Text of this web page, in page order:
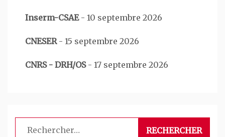
Inserm-CSAE- 10 septembre 2026
CNESER- 15 septembre 2026
CNRS - DRH/OS- 17 septembre 2026
Rechercher :